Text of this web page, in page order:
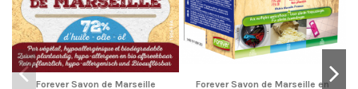
Forever Savon de Marseille
Forever Savon de Marseille en